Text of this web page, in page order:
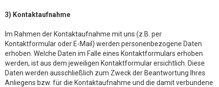
3) Kontaktaufnahme
Im Rahmen der Kontaktaufnahme mit uns (z.B. per
Kontaktformular oder E-Mail) werden personenbezogene Daten
erhoben. Welche Daten im Falle eines Kontaktformulars erhoben
werden, ist aus dem jeweiligen Kontaktformular ersichtlich. Diese
Daten werden ausschließlich zum Zweck der Beantwortung Ihres
Anliegens bzw. für die Kontaktaufnahme und die damit verbundene